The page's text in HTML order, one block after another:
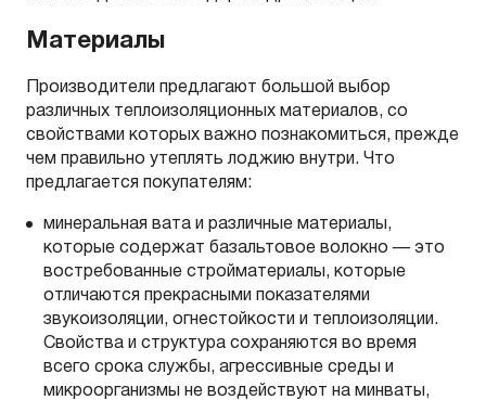
Материалы
Производители предлагают большой выбор
различных теплоизоляционных материалов, со
свойствами которых важно познакомиться, прежде
чем правильно утеплять лоджию внутри. Что
предлагается покупателям:
минеральная вата и различные материалы,
которые содержат базальтовое волокно — это
востребованные стройматериалы, которые
отличаются прекрасными показателями
звукоизоляции, огнестойкости и теплоизоляции.
Свойства и структура сохраняются во время
всего срока службы, агрессивные среды и
микроорганизмы не воздействуют на минваты,